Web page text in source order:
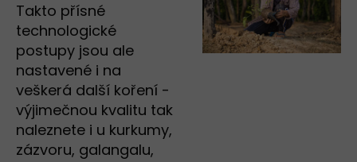
Takto přísné
technologické
postupy jsou ale
nastavené i na
veškerá další koření -
výjimečnou kvalitu tak
naleznete i u kurkumy,
zázvoru, galangalu,